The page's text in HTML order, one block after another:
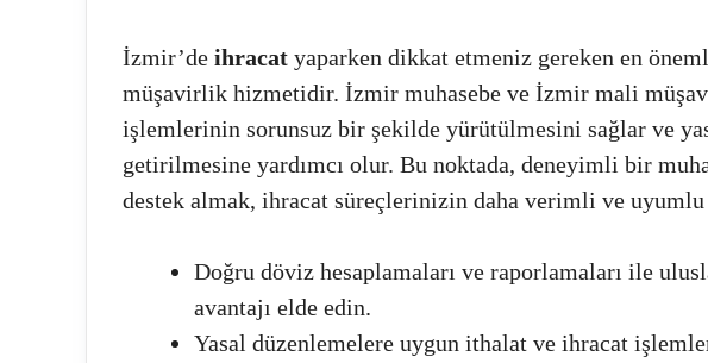
İzmir’de ihracat yaparken dikkat etmeniz gereken en
müşavirlik hizmetidir. İzmir muhasebe ve İzmir mali
işlemlerinin sorunsuz bir şekilde yürütülmesini sağlar ve
getirilmesine yardımcı olur. Bu noktada, deneyimli bir
destek almak, ihracat süreçlerinizin daha verimli ve
Doğru döviz hesaplamaları ve raporlamaları ile
avantajı elde edin.
Yasal düzenlemelere uygun ithalat ve ihracat